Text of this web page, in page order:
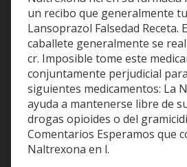
un recibo que generalmente
Lansoprazol Falsedad Receta.
caballete generalmente se
cr. Imposible tome este
conjuntamente perjudicial
siguientes medicamentos: La
ayuda a mantenerse libre de
drogas opioides o del
Comentarios Esperamos que
Naltrexona en l.